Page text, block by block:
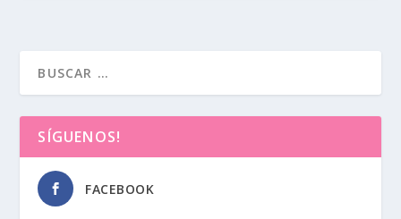
SÍGUENOS!
FACEBOOK